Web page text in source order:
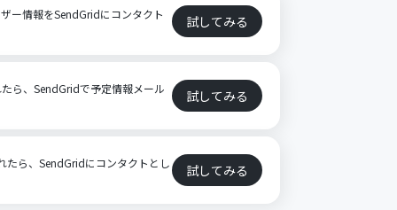
ー情報をSendGridにコンタクト 試してみる
ら、SendGridで予定情報メール 試してみる
たら、SendGridにコンタクトとし 試してみる